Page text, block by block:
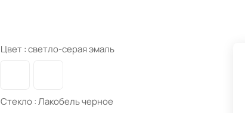
Цвет :светло-серая эмаль
Стекло :Лакобель черное